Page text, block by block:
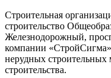
Строительная
строительство
Железнодорожный,
компании
нерудных строительных
строительства.